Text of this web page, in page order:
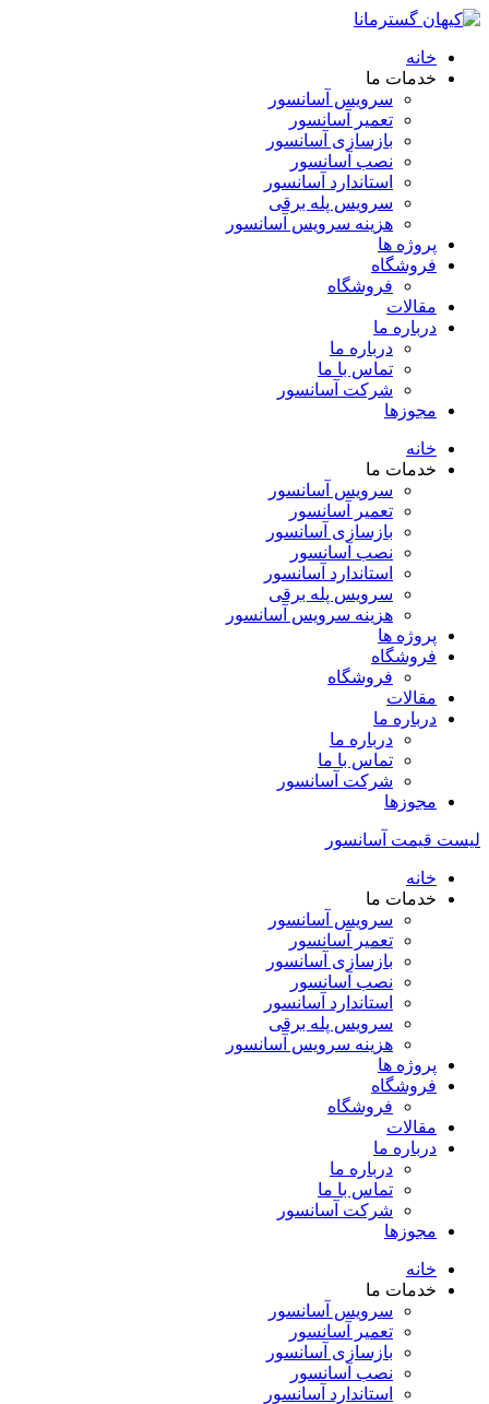
خانه
خدمات ما
سرویس آسانسور
تعمیر آسانسور
بازسازی آسانسور
نصب آسانسور
استاندارد آسانسور
سرویس پله برقی
هزینه سرویس آسانسور
پروژه ها
فروشگاه
فروشگاه
مقالات
درباره ما
درباره ما
تماس با ما
شرکت آسانسور
مجوزها
خانه
خدمات ما
سرویس آسانسور
تعمیر آسانسور
بازسازی آسانسور
نصب آسانسور
استاندارد آسانسور
سرویس پله برقی
هزینه سرویس آسانسور
پروژه ها
فروشگاه
فروشگاه
مقالات
درباره ما
درباره ما
تماس با ما
شرکت آسانسور
مجوزها
لیست قیمت آسانسور
خانه
خدمات ما
سرویس آسانسور
تعمیر آسانسور
بازسازی آسانسور
نصب آسانسور
استاندارد آسانسور
سرویس پله برقی
هزینه سرویس آسانسور
پروژه ها
فروشگاه
فروشگاه
مقالات
درباره ما
درباره ما
تماس با ما
شرکت آسانسور
مجوزها
خانه
خدمات ما
سرویس آسانسور
تعمیر آسانسور
بازسازی آسانسور
نصب آسانسور
استاندارد آسانسور